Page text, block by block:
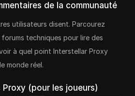
de la communauté
utilisateurs disent. Parcourez
techniques pour lire des
à quel point Interstellar Proxy
monde réel.
Proxy (pour les joueurs)